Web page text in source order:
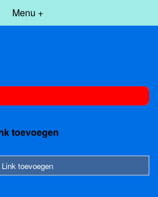
Menu +
toevoegen
Link toevoegen